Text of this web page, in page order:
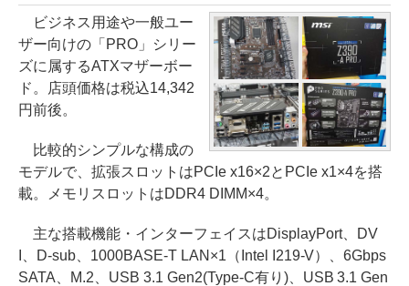
ビジネス用途や一般ユー
ザー向けの「PRO」シリー
ズに属するATXマザーボー
ド。店頭価格は税込14,342
円前後。
比較的シンプルな構成の
モデルで、拡張スロットはPCIe x16×2とPCIe x1×4を搭
載。メモリスロットはDDR4 DIMM×4。
主な搭載機能・インターフェイスはDisplayPort、DV
I、D-sub、1000BASE-T LAN×1（Intel I219-V）、6Gbps
SATA、M.2、USB 3.1 Gen2(Type-C有り)、USB 3.1 Gen